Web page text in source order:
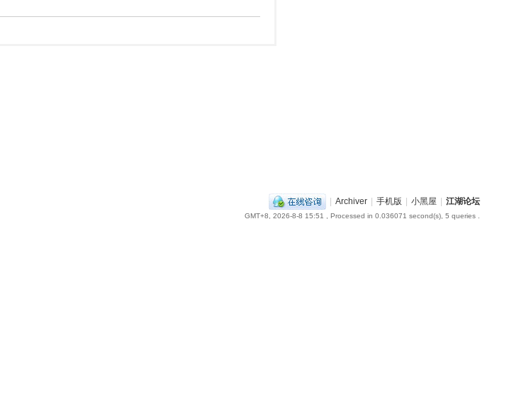
| Archiver | 手机版 | 小黑屋 | 江湖论坛
GMT+8, 2026-8-8 15:51 , Processed in 0.036071 second(s), 5 queries .